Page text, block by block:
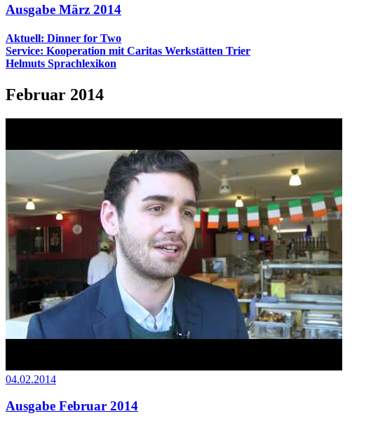
Ausgabe März 2014
Aktuell: Dinner for Two
Service: Kooperation mit Caritas Werkstätten Trier
Helmuts Sprachlexikon
Februar 2014
04.02.2014
Ausgabe Februar 2014